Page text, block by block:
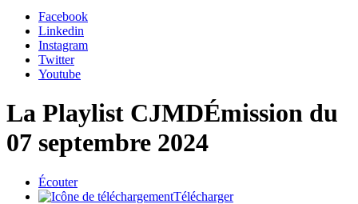
Facebook
Linkedin
Instagram
Twitter
Youtube
La Playlist CJMDÉmission du
07 septembre 2024
Écouter
Télécharger